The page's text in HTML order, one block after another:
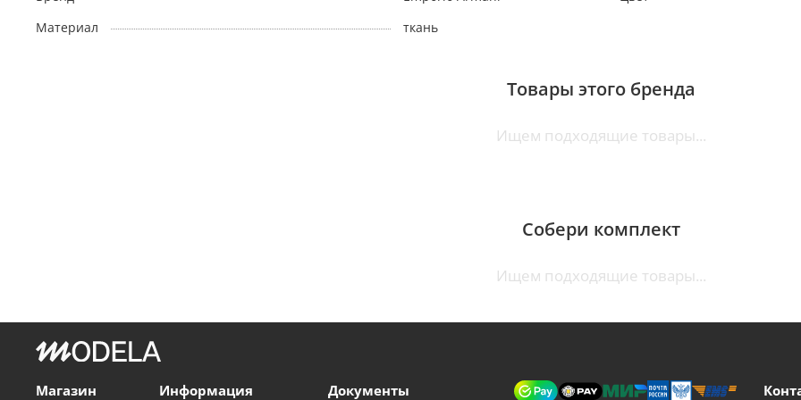
Материал
ткань
Товары этого бренда
Ищем подходящие товары...
Собери комплект
Ищем подходящие товары...
Магазин Информация Документы